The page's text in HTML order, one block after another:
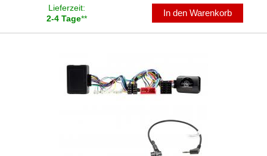
Lieferzeit:
2-4 Tage**
In den Warenkorb